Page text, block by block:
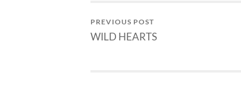
PREVIOUS POST
WILD HEARTS